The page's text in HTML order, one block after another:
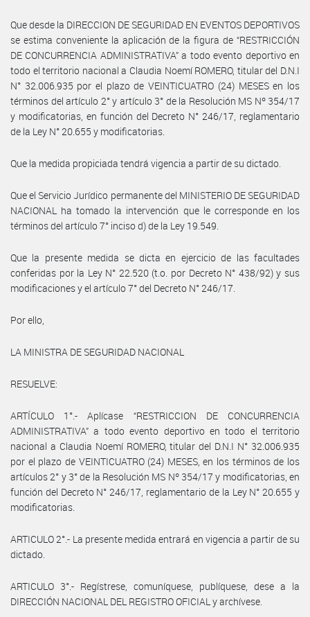
Que desde la DIRECCION DE SEGURIDAD EN EVENTOS DEPORTIVOS
se estima conveniente la aplicación de la figura de “RESTRICCIÓN
DE CONCURRENCIA ADMINISTRATIVA” a todo evento deportivo en
todo el territorio nacional a Claudia Noemí ROMERO, titular del D.N.I
N° 32.006.935 por el plazo de VEINTICUATRO (24) MESES en los
términos del artículo 2° y artículo 3° de la Resolución MS Nº 354/17
y modificatorias, en función del Decreto N° 246/17, reglamentario
de la Ley N° 20.655 y modificatorias.
Que la medida propiciada tendrá vigencia a partir de su dictado.
Que el Servicio Jurídico permanente del MINISTERIO DE SEGURIDAD
NACIONAL ha tomado la intervención que le corresponde en los
términos del artículo 7° inciso d) de la Ley 19.549.
Que la presente medida se dicta en ejercicio de las facultades
conferidas por la Ley N° 22.520 (t.o. por Decreto N° 438/92) y sus
modificaciones y el artículo 7° del Decreto N° 246/17.
Por ello,
LA MINISTRA DE SEGURIDAD NACIONAL
RESUELVE:
ARTÍCULO 1°.- Aplícase “RESTRICCION DE CONCURRENCIA
ADMINISTRATIVA” a todo evento deportivo en todo el territorio
nacional a Claudia Noemí ROMERO, titular del D.N.I N° 32.006.935
por el plazo de VEINTICUATRO (24) MESES, en los términos de los
artículos 2° y 3° de la Resolución MS Nº 354/17 y modificatorias, en
función del Decreto N° 246/17, reglamentario de la Ley N° 20.655 y
modificatorias.
ARTICULO 2°.- La presente medida entrará en vigencia a partir de su
dictado.
ARTICULO 3°.- Regístrese, comuníquese, publíquese, dese a la
DIRECCIÓN NACIONAL DEL REGISTRO OFICIAL y archívese.